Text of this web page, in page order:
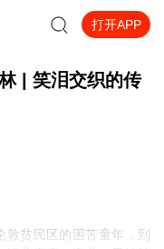
打开APP
| 笑泪交织的传
敦贫民区的困苦童年，到